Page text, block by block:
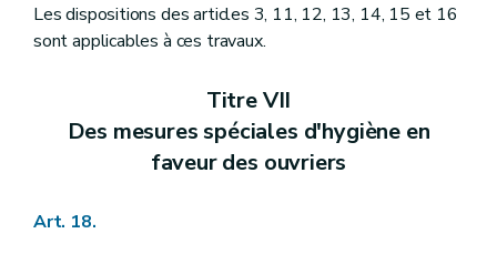
Les dispositions des articles 3, 11, 12, 13, 14, 15 et 16
sont applicables à ces travaux.
Titre VII
Des mesures spéciales d'hygiène en
faveur des ouvriers
Art. 18.